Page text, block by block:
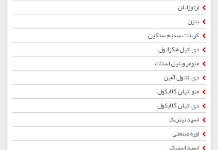
ارتوزایلن
بنزن
کربنات سدیم سنگین
دی اتیل هگزانول
منومر وینیل استات
دی اتانول آمین
منو اتیلن گلایکول
دی اتیلن گلایکول
اسید نیتریک
اوره صنعتی